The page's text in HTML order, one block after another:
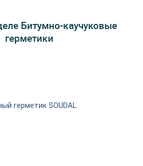
Битумно-каучуковые
герметики
герметик SOUDAL